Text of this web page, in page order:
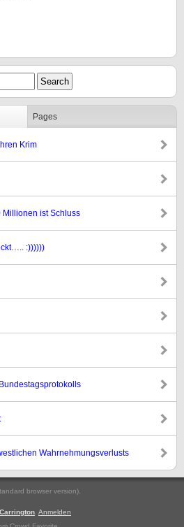
Pages
Krim
Millionen ist Schluss
:))))))
Wahrnehmungsverlusts
browser version).
Carrington Anmelden